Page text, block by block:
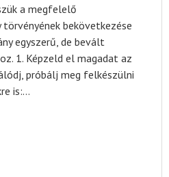
a megfelelő
bekövetkezése
egyszerű, de bevált
1. Képzeld el magadat az
próbálj meg felkészülni
is:…